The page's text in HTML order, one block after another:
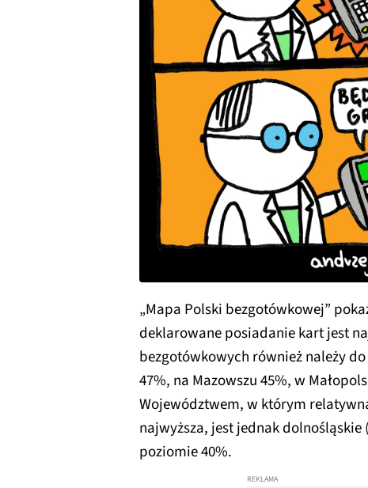
„Mapa Polski bezgotówkowej”
deklarowane posiadanie kart jest
bezgotówkowych również należy
47%, na Mazowszu 45%, w
Województwem, w którym
najwyższa, jest jednak
poziomie 40%.